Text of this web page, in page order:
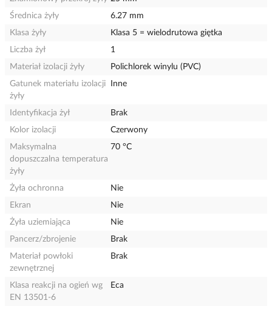
Średnica żyły
6.27 mm
Klasa żyły
Klasa 5 = wielodrutowa giętka
Liczba żył
1
Materiał izolacji żyły
Polichlorek winylu (PVC)
Gatunek materiału izolacji
żyły
Inne
Identyfikacja żył
Brak
Kolor izolacji
Czerwony
Maksymalna
dopuszczalna temperatura
żyły
70 °C
Żyła ochronna
Nie
Ekran
Nie
Żyła uziemiająca
Nie
Pancerz/zbrojenie
Brak
Materiał powłoki
zewnętrznej
Brak
Klasa reakcji na ogień wg
EN 13501-6
Eca